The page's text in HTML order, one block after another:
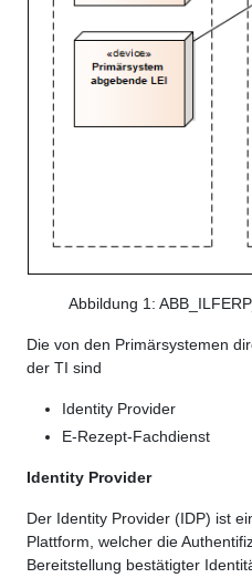
Abbildung 1 :
Die von den Primärsystemen
der TI sind
Identity Provider
E-Rezept-Fachdienst
Identity Provider
Der Identity Provider (IDP) ist
Plattform, welcher die
Bereitstellung bestätigter